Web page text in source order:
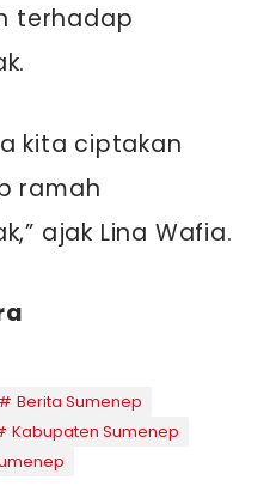
terhadap
kita ciptakan
ramah
ajak Lina Wafia.
Berita Sumenep
Kabupaten Sumenep